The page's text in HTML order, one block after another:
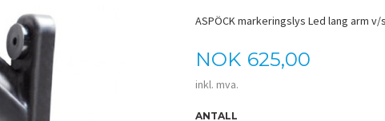
ASPÖCK markeringslys Led lang arm v/s
Pris
NOK 625,00
inkl. mva.
ANTALL